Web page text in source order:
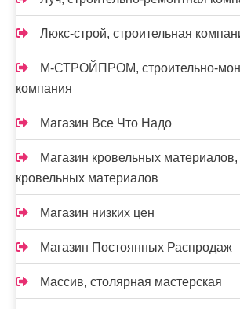
Люкс-строй, строительная
М-СТРОЙПРОМ, строительно-
компания
Магазин Все Что Надо
Магазин кровельных
кровельных материалов
Магазин низких цен
Магазин Постоянных Распродаж
Массив, столярная мастерская